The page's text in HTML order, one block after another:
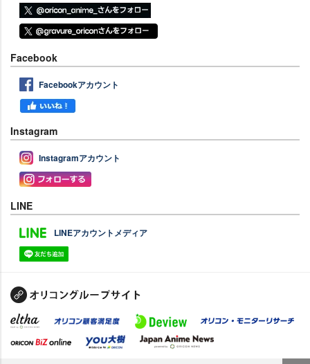
Facebook
Facebookアカウント
Instagram
Instagramアカウント
LINE
LINEアカウントメディア